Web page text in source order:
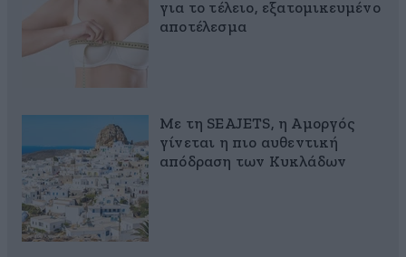
για το τέλειο, εξατομικευμένο
αποτέλεσμα
Με τη SEAJETS, η Αμοργός
γίνεται η πιο αυθεντική
απόδραση των Κυκλάδων